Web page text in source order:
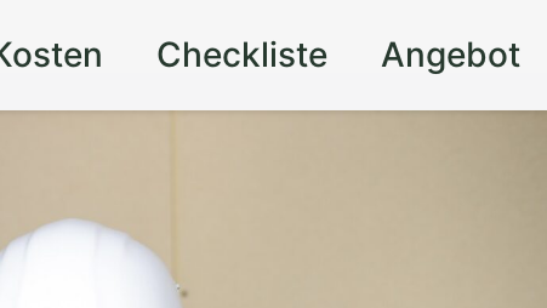
Checkliste Angebot